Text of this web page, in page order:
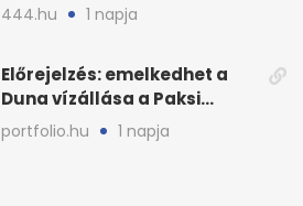
ből kirúgása után
444.hu 1 napja
Előrejelzés: emelkedhet a
Duna vízállása a Paksi
Atomerőműnél
portfolio.hu 1 napja